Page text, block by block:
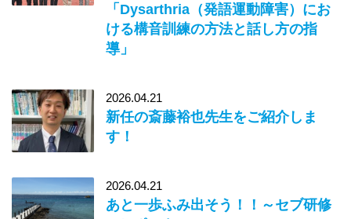
「Dysarthria（発語運動障害）にお
ける構音訓練の方法と話し方の指
導」
2026.04.21
新任の斎藤裕也先生をご紹介しま
す！
2026.04.21
あと一歩ふみ出そう！！～セブ研修